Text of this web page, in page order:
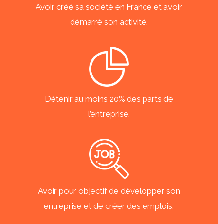
Avoir créé sa société en France et avoir
démarré son activité.
Détenir au moins 20% des parts de
l’entreprise.
Avoir pour objectif de développer son
entreprise et de créer des emplois.